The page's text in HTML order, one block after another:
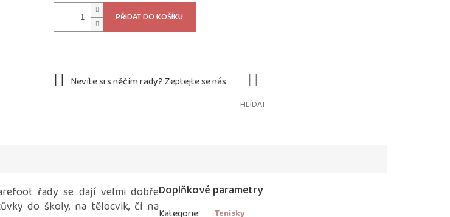
cena:
PŘIDAT DO KOŠÍKU
HLÍDAT
řady se dají velmi dobře
do školy, na tělocvik, či na
Doplňkové parametry
Kategorie: Tenisky